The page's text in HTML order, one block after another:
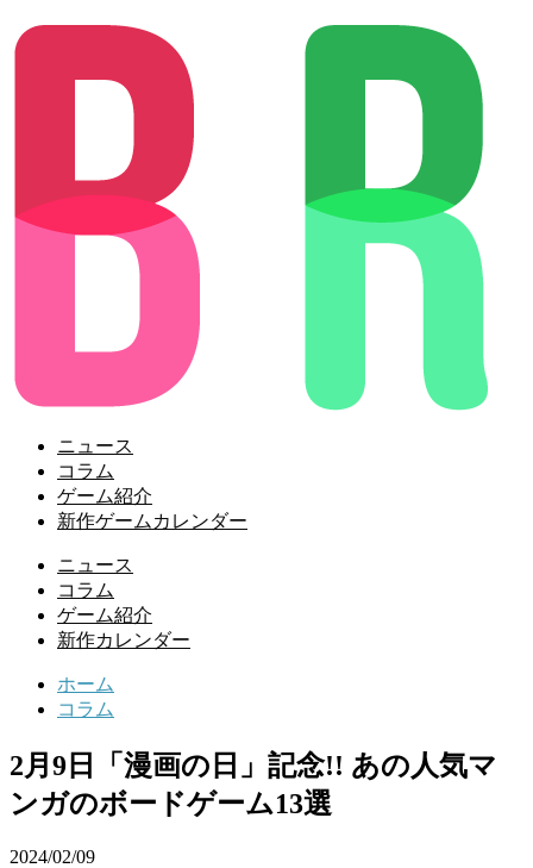
ニュース
コラム
ゲーム紹介
新作ゲームカレンダー
ニュース
コラム
ゲーム紹介
新作カレンダー
ホーム
コラム
2月9日「漫画の日」記念!! あの人気マ
ンガのボードゲーム13選
2024/02/09